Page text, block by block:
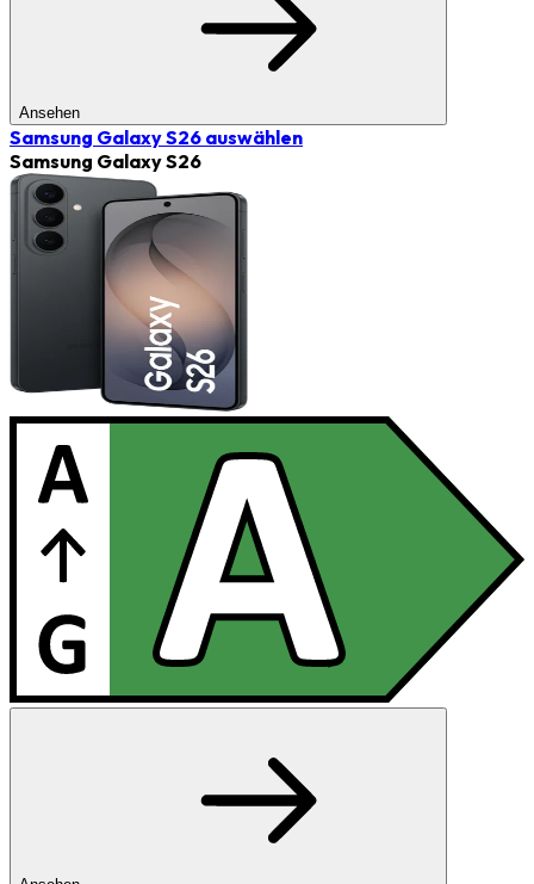
Ansehen
Samsung Galaxy S26 auswählen
Samsung Galaxy S26